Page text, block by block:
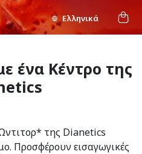
Ελληνικά
ένα Κέντρο της
της Dianetics
Προσφέρουν εισαγωγικές